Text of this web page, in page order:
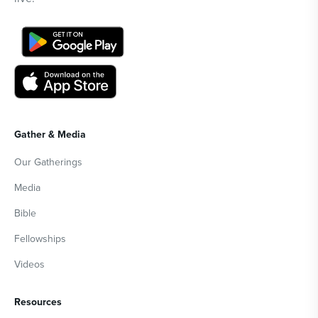
Gather & Media
Our Gatherings
Media
Bible
Fellowships
Videos
Resources